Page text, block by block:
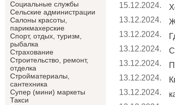
Социальные службы
Сельские администрации
Салоны красоты,
парикмахерские
Спорт, отдых, туризм,
рыбалка
Страхование
Строительство, ремонт,
отделка
Cтройматериалы,
сантехника
Супер (мини) маркеты
Такси
15.12.2024.
13.12.2024.
13.12.2024.
13.12.2024.
13.12.2024.
13.12.2024.
13.12.2024.